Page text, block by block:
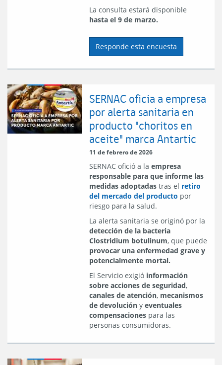
La consulta estará disponible
hasta el 9 de marzo.
Responde esta encuesta
SERNAC oficia a empresa
por alerta sanitaria en
producto "choritos en
aceite" marca Antartic
11 de febrero de 2026
SERNAC ofició a la empresa
responsable para que informe las
medidas adoptadas tras el retiro
del mercado del producto por
riesgo para la salud.
La alerta sanitaria se originó por la
detección de la bacteria
Clostridium botulinum, que puede
provocar una enfermedad grave y
potencialmente mortal.
El Servicio exigió información
sobre acciones de seguridad,
canales de atención, mecanismos
de devolución y eventuales
compensaciones para las
personas consumidoras.